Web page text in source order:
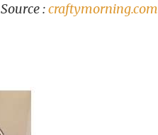
Source :craftymorning.com